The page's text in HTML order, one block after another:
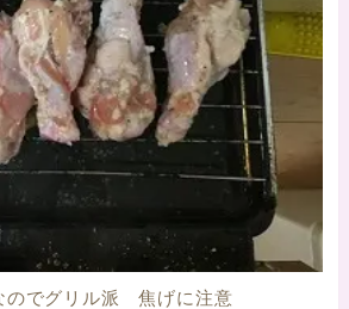
のでグリル派 焦げに注意